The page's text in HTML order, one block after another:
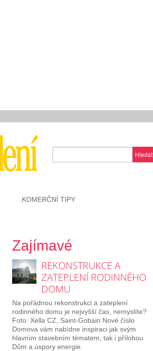
Hledat
KOMERČNÍ TIPY
Zajímavé
REKONSTRUKCE A
ZATEPLENÍ RODINNÉHO
DOMU
Na pořádnou rekonstrukci a zateplení
rodinného domu je nejvyšší čas, nemyslíte?
Foto: Xella CZ, Saint-Gobain Nové číslo
Domova vám nabídne inspiraci jak svým
hlavním stavebním tématem, tak i přílohou
Dům a úspory energie.